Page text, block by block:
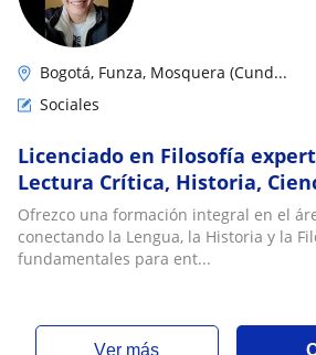
Bogotá, Funza, Mosquera (Cund...
Sociales
Licenciado en Filosofía
Lectura Crítica, Historia,
Ética para Bachillerato
Ofrezco una formación integral en el
conectando la Lengua, la Historia y la
fundamentales para ent...
ver más